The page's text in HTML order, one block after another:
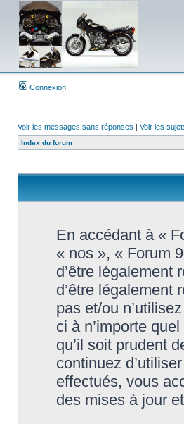
Connexion
Voir les messages sans réponses | Voir les
Index du forum
En accédant à «
« nos », « Forum
d’être légalement
d’être légalement
pas et/ou
ci à n’importe
qu’il soit prudent
continuez
effectués, vous
des mises à jour